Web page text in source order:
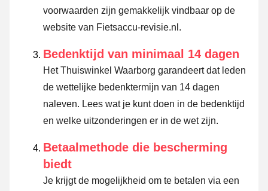
voorwaarden zijn gemakkelijk vindbaar op de
website van Fietsaccu-revisie.nl.
Bedenktijd van minimaal 14 dagen
Het Thuiswinkel Waarborg garandeert dat leden
de wettelijke bedenktermijn van 14 dagen
naleven. Lees wat je kunt doen in de bedenktijd
en welke uitzonderingen er in de wet zijn.
Betaalmethode die bescherming
biedt
Je krijgt de mogelijkheid om te betalen via een